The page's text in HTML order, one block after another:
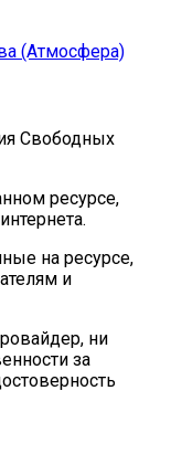
Свободных
ресурсе,
на ресурсе,
и
ни
за